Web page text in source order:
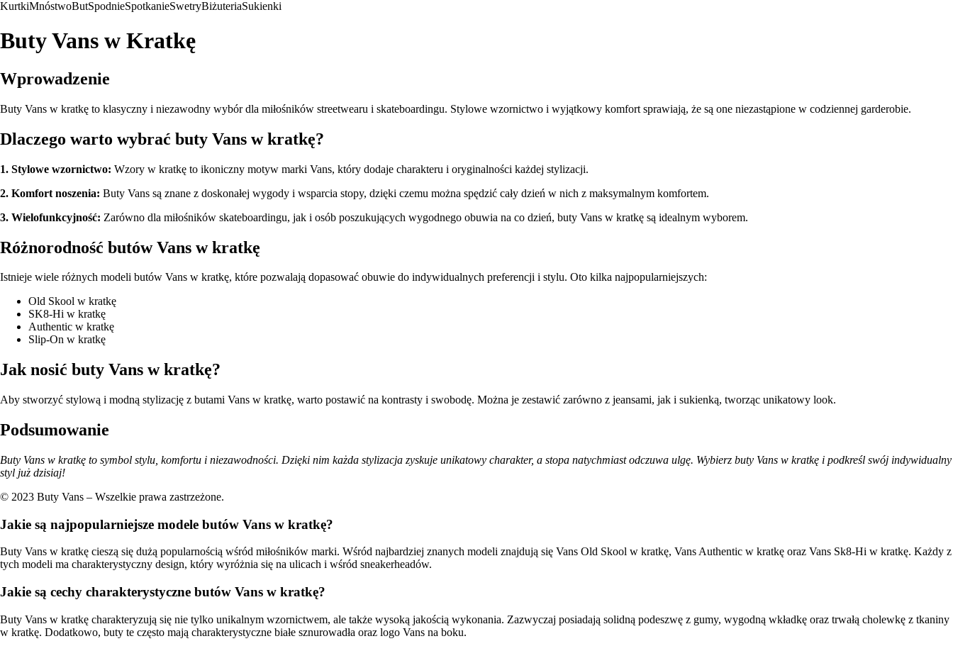
KurtkiMnóstwoButSpodnieSpotkanieSwetryBiżuteriaSukienki
Buty Vans w Kratkę
Wprowadzenie
Buty Vans w kratkę to klasyczny i niezawodny wybór dla miłośników streetwearu i skateboardingu. Stylowe wzornictwo i wyjątkowy komfort sprawiają, że są one niezastąpione w codziennej garderobie.
Dlaczego warto wybrać buty Vans w kratkę?
1. Stylowe wzornictwo: Wzory w kratkę to ikoniczny motyw marki Vans, który dodaje charakteru i oryginalności każdej stylizacji.
2. Komfort noszenia: Buty Vans są znane z doskonałej wygody i wsparcia stopy, dzięki czemu można spędzić cały dzień w nich z maksymalnym komfortem.
3. Wielofunkcyjność: Zarówno dla miłośników skateboardingu, jak i osób poszukujących wygodnego obuwia na co dzień, buty Vans w kratkę są idealnym wyborem.
Różnorodność butów Vans w kratkę
Istnieje wiele różnych modeli butów Vans w kratkę, które pozwalają dopasować obuwie do indywidualnych preferencji i stylu. Oto kilka najpopularniejszych:
Old Skool w kratkę
SK8-Hi w kratkę
Authentic w kratkę
Slip-On w kratkę
Jak nosić buty Vans w kratkę?
Aby stworzyć stylową i modną stylizację z butami Vans w kratkę, warto postawić na kontrasty i swobodę. Można je zestawić zarówno z jeansami, jak i sukienką, tworząc unikatowy look.
Podsumowanie
Buty Vans w kratkę to symbol stylu, komfortu i niezawodności. Dzięki nim każda stylizacja zyskuje unikatowy charakter, a stopa natychmiast odczuwa ulgę. Wybierz buty Vans w kratkę i podkreśl swój indywidualny
styl już dzisiaj!
© 2023 Buty Vans – Wszelkie prawa zastrzeżone.
Jakie są najpopularniejsze modele butów Vans w kratkę?
Buty Vans w kratkę cieszą się dużą popularnością wśród miłośników marki. Wśród najbardziej znanych modeli znajdują się Vans Old Skool w kratkę, Vans Authentic w kratkę oraz Vans Sk8-Hi w kratkę. Każdy z
tych modeli ma charakterystyczny design, który wyróżnia się na ulicach i wśród sneakerheadów.
Jakie są cechy charakterystyczne butów Vans w kratkę?
Buty Vans w kratkę charakteryzują się nie tylko unikalnym wzornictwem, ale także wysoką jakością wykonania. Zazwyczaj posiadają solidną podeszwę z gumy, wygodną wkładkę oraz trwałą cholewkę z tkaniny
w kratkę. Dodatkowo, buty te często mają charakterystyczne białe sznurowadła oraz logo Vans na boku.